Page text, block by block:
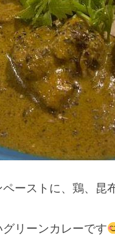
ーストに、鶏、
リーンカレーです